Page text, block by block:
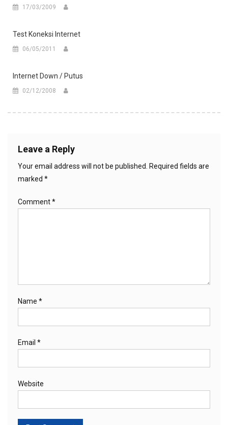
17/03/2009
Test Koneksi Internet
06/05/2011
Internet Down / Putus
02/12/2008
Leave a Reply
Your email address will not be published.
Required fields are
marked *
Comment*
Name *
Email *
Website